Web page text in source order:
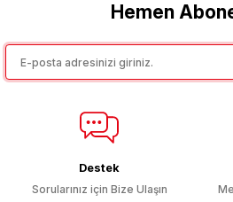
Bu ürüne benzer farklı alternatifler
Hemen
Destek
Sorularınız için Bize Ulaşın